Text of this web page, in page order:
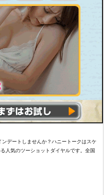
デートしませんか？ハニートークはスケ
人気のツーショットダイヤルです。全国